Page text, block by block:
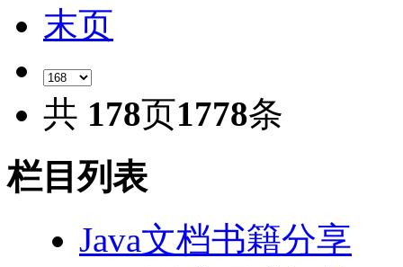
末页
共 178页1778条
栏目列表
Java文档书籍分享